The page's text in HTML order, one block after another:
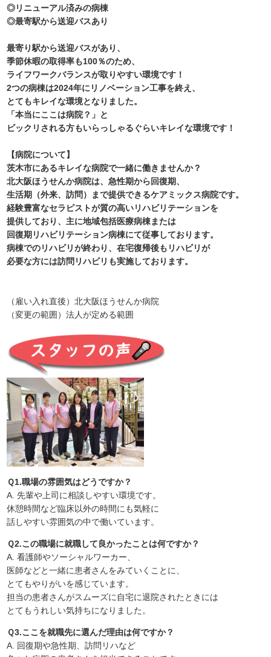
◎リニューアル済みの病棟
◎最寄駅から送迎バスあり
最寄り駅から送迎バスがあり、
季節休暇の取得率も100％のため、
ライフワークバランスが取りやすい環境です！
2つの病棟は2024年にリノベーション工事を終え、
とてもキレイな環境となりました。
「本当にここは病院？」と
ビックリされる方もいらっしゃるぐらいキレイな環境です！
【病院について】
茨木市にあるキレイな病院で一緒に働きませんか？
北大阪ほうせんか病院は、急性期から回復期、
生活期（外来、訪問）まで提供できるケアミックス病院です。
経験豊富なセラピストが質の高いリハビリテーションを
提供しており、主に地域包括医療病棟または
回復期リハビリテーション病棟にて従事しております。
病棟でのリハビリが終わり、在宅復帰後もリハビリが
必要な方には訪問リハビリも実施しております。
（雇い入れ直後）北大阪ほうせんか病院
（変更の範囲）法人が定める範囲
Ｑ1.職場の雰囲気はどうですか？
A. 先輩や上司に相談しやすい環境です。
休憩時間など臨床以外の時間にも気軽に
話しやすい雰囲気の中で働いています。
Ｑ2.この職場に就職して良かったことは何ですか？
A. 看護師やソーシャルワーカー、
医師などと一緒に患者さんをみていくことに、
とてもやりがいを感じています。
担当の患者さんがスムーズに自宅に退院されたときには
とてもうれしい気持ちになりました。
Ｑ3.ここを就職先に選んだ理由は何ですか？
A. 回復期や急性期、訪問リハなど